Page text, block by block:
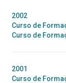
2002
Curso de
Curso de
2001
Curso de